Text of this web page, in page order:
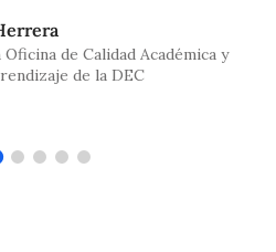
de la Maestría en Gerencia
especialista sociopolítico del